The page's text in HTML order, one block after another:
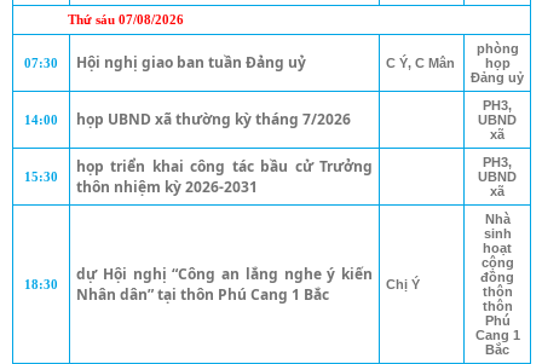
Thứ sáu 07/08/2026
07:30 Hội nghị giao ban tuần Đảng uỷ C Ý, C Mân
phòng
họp
Đảng uỷ
14:00 họp UBND xã thường kỳ tháng 7/2026
PH3,
UBND
xã
15:30
họp triển khai công tác bầu cử Trưởng
thôn nhiệm kỳ 2026-2031
PH3,
UBND
xã
18:30
dự Hội nghị “Công an lắng nghe ý kiến
Nhân dân” tại thôn Phú Cang 1 Bắc
Chị Ý
Nhà
sinh
hoạt
cộng
đồng
thôn
thôn
Phú
Cang 1
Bắc